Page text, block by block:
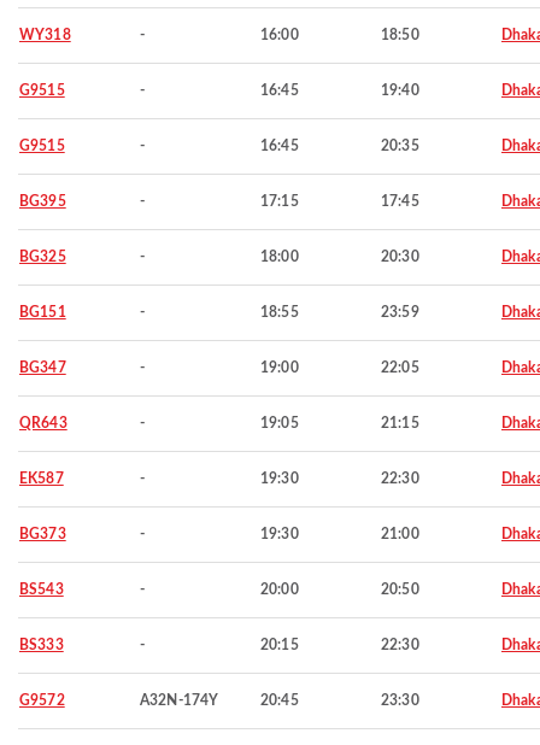
WY318 - 16:00 18:50
G9515 - 16:45 19:40
G9515 - 16:45 20:35
BG395 - 17:15 17:45
BG325 - 18:00 20:30
BG151 - 18:55 23:59
BG347 - 19:00 22:05
QR643 - 19:05 21:15
EK587 - 19:30 22:30
BG373 - 19:30 21:00
BS543 - 20:00 20:50
BS333 - 20:15 22:30
G9572 A32N-174Y 20:45 23:30